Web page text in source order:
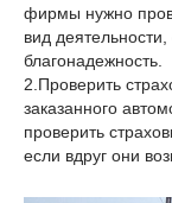
фирмы нужно
вид
благонадежность.
2.Проверить
заказанного
проверить
если вдруг они